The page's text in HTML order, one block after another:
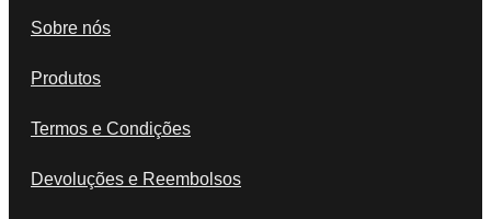
Sobre nós
Produtos
Termos e Condições
Devoluções e Reembolsos